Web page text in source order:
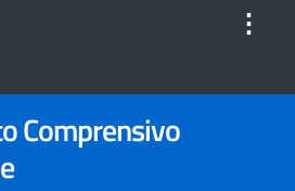
⋮
Comprensivo